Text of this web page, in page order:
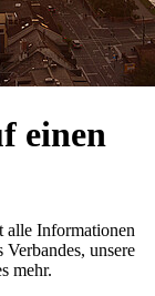
einen
Informationen
unsere
mehr.